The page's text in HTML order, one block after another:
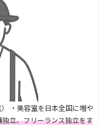
・美容室を日本全国に増や
独立、フリーランス独立をす